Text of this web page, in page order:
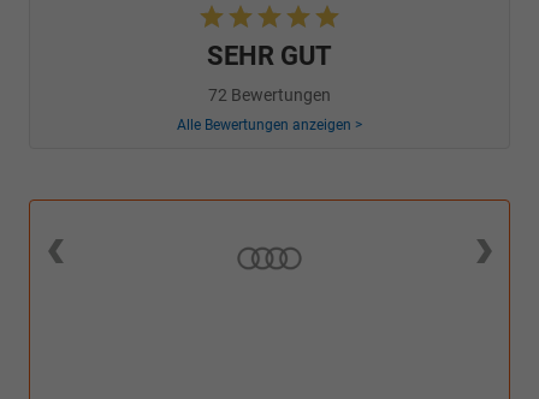
SEHR GUT
72 Bewertungen
Alle Bewertungen anzeigen >